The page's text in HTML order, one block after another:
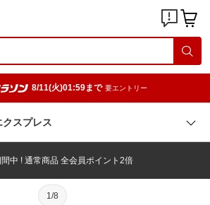
8/11(火)01:59まで 要エントリー
スプレス
中 ! 通常商品 全会員ポイント2倍
1/8